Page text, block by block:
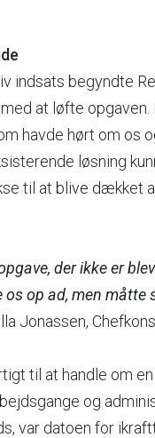
indsats begyndte
at løfte
havde hørt om os
løsning
til at blive dækket
der ikke er
op ad, men
Jonassen,
til at handle om
og
var datoen for